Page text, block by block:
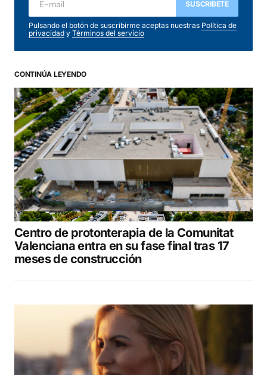
SUSCRIBETE
Pulsando el botón de suscribirme aceptas nuestras Política de
privacidad y Términos del servicio
CONTINÚA LEYENDO
Centro de protonterapia de la Comunitat
Valenciana entra en su fase final tras 17
meses de construcción